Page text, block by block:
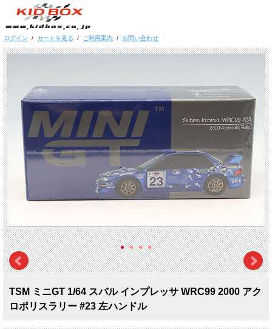
ログイン / カートを見る / ご利用案内 / お問い合わせ
TSM ミニGT 1/64 スバル インプレッサ WRC99 2000 アク
ロポリスラリー #23 左ハンドル